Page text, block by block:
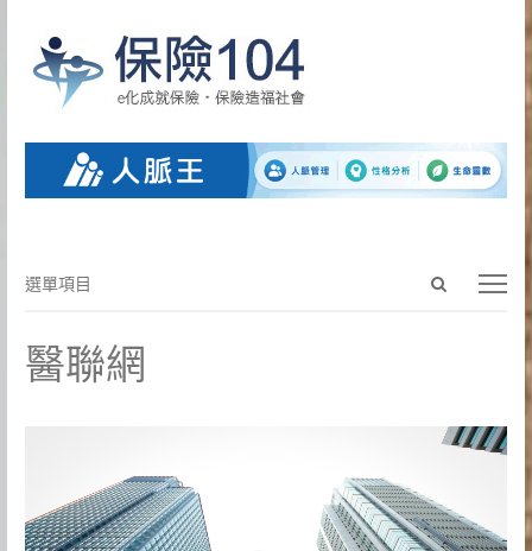
Open
search
選
目
選單項目
醫聯網